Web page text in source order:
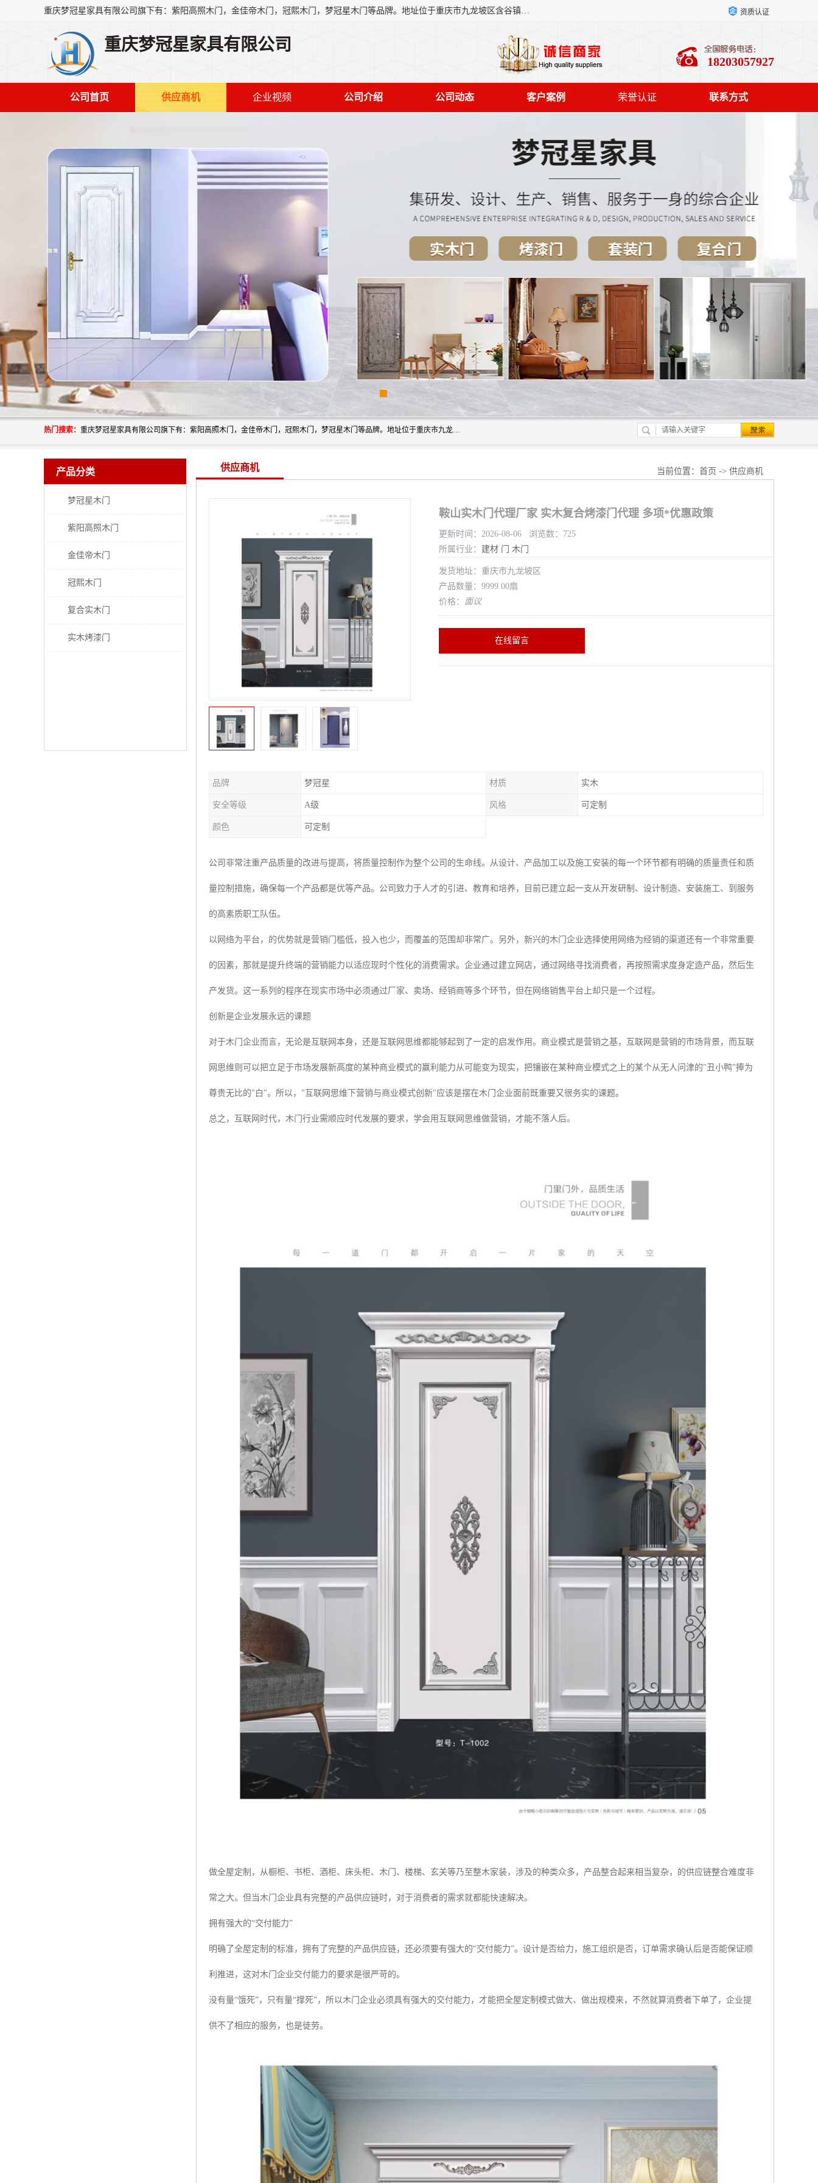
重庆梦冠星家具有限公司旗下有：紫阳高照木门，金佳帝木门，冠熙木门，梦冠星木门等品牌。地址位于重庆市九龙坡区含谷镇崇兴村7社，欢迎新老客户来访。 资质认证
重庆梦冠星家具有限公司
18203057927
公司首页 供应商机 企业视频 公司介绍 公司动态 客户案例 荣誉认证 联系方式
热门搜索： 重庆梦冠星家具有限公司旗下有：紫阳高照木门，金佳帝木门，冠熙木门，梦冠星木门等品牌。地址位于重庆市九龙坡区含谷镇崇兴村7社，欢迎新老客户来访。
产品分类
梦冠星木门
紫阳高照木门
金佳帝木门
冠熙木门
复合实木门
实木烤漆门
供应商机 当前位置： 首页 -> 供应商机
鞍山实木门代理厂家 实木复合烤漆门代理 多项*优惠政策
更新时间：2026-08-06 浏览数：725
所属行业： 建材 门 木门
发货地址：重庆市九龙坡区
产品数量：9999.00扇
价格： 面议
在线留言
品牌 梦冠星 材质 实木
安全等级 A级 风格 可定制
颜色 可定制
公司非常注重产品质量的改进与提高，将质量控制作为整个公司的生命线。从设计、产品加工以及施工安装的每一个环节都有明确的质量责任和质
量控制措施，确保每一个产品都是优等产品。公司致力于人才的引进、教育和培养，目前已建立起一支从开发研制、设计制造、安装施工、到服务
的高素质职工队伍。
以网络为平台，的优势就是营销门槛低，投入也少，而覆盖的范围却非常广。另外，新兴的木门企业选择使用网络为经销的渠道还有一个非常重要
的因素，那就是提升终端的营销能力以适应现时个性化的消费需求。企业通过建立网店，通过网络寻找消费者，再按照需求度身定造产品，然后生
产发货。这一系列的程序在现实市场中必须通过厂家、卖场、经销商等多个环节，但在网络销售平台上却只是一个过程。
创新是企业发展永远的课题
对于木门企业而言，无论是互联网本身，还是互联网思维都能够起到了一定的启发作用。商业模式是营销之基，互联网是营销的市场背景，而互联
网思维则可以把立足于市场发展新高度的某种商业模式的赢利能力从可能变为现实，把镶嵌在某种商业模式之上的某个从无人问津的"丑小鸭"捧为
尊贵无比的"白"。所以，"互联网思维下营销与商业模式创新"应该是摆在木门企业面前既重要又很务实的课题。
总之，互联网时代，木门行业需顺应时代发展的要求，学会用互联网思维做营销，才能不落人后。
做全屋定制，从橱柜、书柜、酒柜、床头柜、木门、楼梯、玄关等乃至整木家装，涉及的种类众多，产品整合起来相当复杂，的供应链整合难度非
常之大。但当木门企业具有完整的产品供应链时，对于消费者的需求就都能快速解决。
拥有强大的“交付能力”
明确了全屋定制的标准，拥有了完整的产品供应链，还必须要有强大的“交付能力”。设计是否给力，施工组织是否，订单需求确认后是否能保证顺
利推进，这对木门企业交付能力的要求是很严苛的。
没有量“饿死”，只有量“撑死”，所以木门企业必须具有强大的交付能力，才能把全屋定制模式做大、做出规模来，不然就算消费者下单了，企业提
供不了相应的服务，也是徒劳。